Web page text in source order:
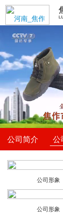
公司简介 公
公司形象
公司形象